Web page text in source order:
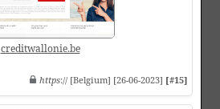
creditwallonie.be
https:// [Belgium] [26-06-2023] [#15]